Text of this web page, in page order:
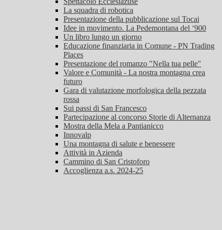
La squadra di robotica
Presentazione della pubblicazione sul Tocai
Idee in movimento. La Pedemontana del ‘900
Un libro lungo un giorno
Educazione finanziaria in Comune - PN Trading
Places
Presentazione del romanzo "Nella tua pelle"
Valore e Comunità - La nostra montagna crea
futuro
Gara di valutazione morfologica della pezzata
rossa
Sui passi di San Francesco
Partecipazione al concorso Storie di Alternanza
Mostra della Mela a Pantianicco
Innovalp
Una montagna di salute e benessere
Attività in Azienda
Cammino di San Cristoforo
Accoglienza a.s. 2024-25